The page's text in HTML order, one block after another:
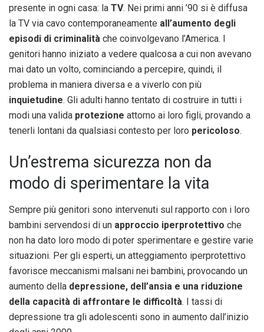
presente in ogni casa: la TV. Nei primi anni ’90 si è diffusa
la TV via cavo contemporaneamente all’aumento degli
episodi di criminalità che coinvolgevano l’America. I
genitori hanno iniziato a vedere qualcosa a cui non avevano
mai dato un volto, cominciando a percepire, quindi, il
problema in maniera diversa e a viverlo con più
inquietudine. Gli adulti hanno tentato di costruire in tutti i
modi una valida protezione attorno ai loro figli, provando a
tenerli lontani da qualsiasi contesto per loro pericoloso.
Un’estrema sicurezza non da
modo di sperimentare la vita
Sempre più genitori sono intervenuti sul rapporto con i loro
bambini servendosi di un approccio iperprotettivo che
non ha dato loro modo di poter sperimentare e gestire varie
situazioni. Per gli esperti, un atteggiamento iperprotettivo
favorisce meccanismi malsani nei bambini, provocando un
aumento della depressione, dell’ansia e una riduzione
della capacità di affrontare le difficoltà. I tassi di
depressione tra gli adolescenti sono in aumento dall’inizio